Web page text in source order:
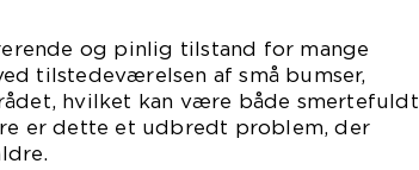
og pinlig tilstand for mange
tilstedeværelsen af små bumser,
hvilket kan være både smertefuldt
er dette et udbredt problem, der